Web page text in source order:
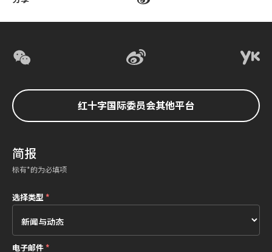
红十字国际委员会其他平台
简报
标有*的为必填项
选择类型*
电子邮件*